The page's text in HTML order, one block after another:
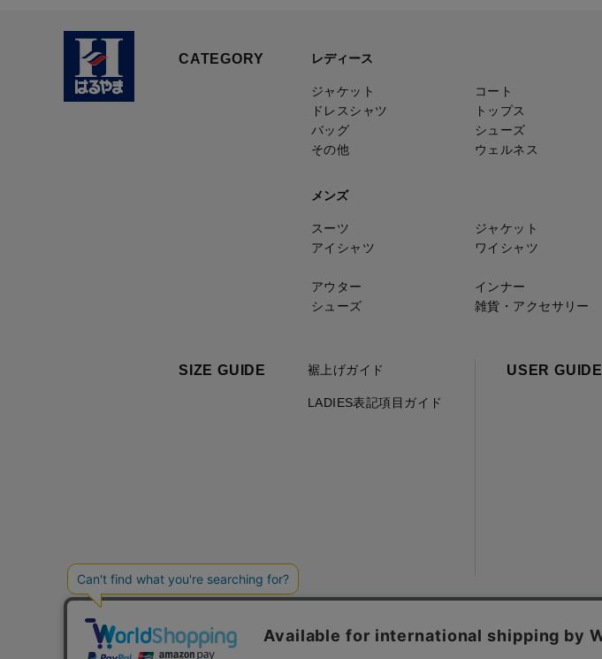
CATEGORY レディース
ジャケット コート
ドレスシャツ
トップス
バッグ
シューズ
その他
ウェルネス
メンズ
スーツ ジャケット
アイシャツ
ワイシャツ
アウター
インナー
シューズ
雑貨・アクセサリー
SIZE GUIDE 裾上げガイド
LADIES表記項目ガイド
USER GUIDE
ご利用規約について 個人情報の取り扱いについて 特定商取引に基づく表記
会社概要